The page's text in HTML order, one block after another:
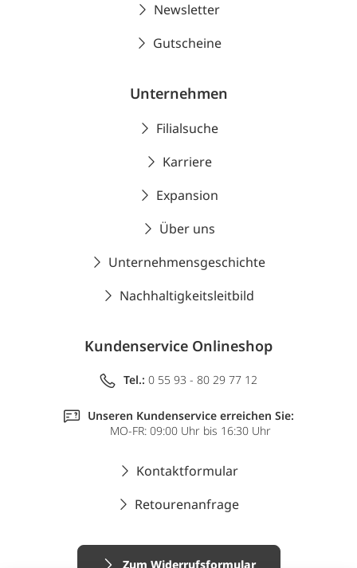
Newsletter
Gutscheine
Unternehmen
Filialsuche
Karriere
Expansion
Über uns
Unternehmensgeschichte
Nachhaltigkeitsleitbild
Kundenservice Onlineshop
Tel.: 0 55 93 - 80 29 77 12
Unseren Kundenservice erreichen Sie:
MO-FR: 09:00 Uhr bis 16:30 Uhr
Kontaktformular
Retourenanfrage
Zum Widerrufsformular